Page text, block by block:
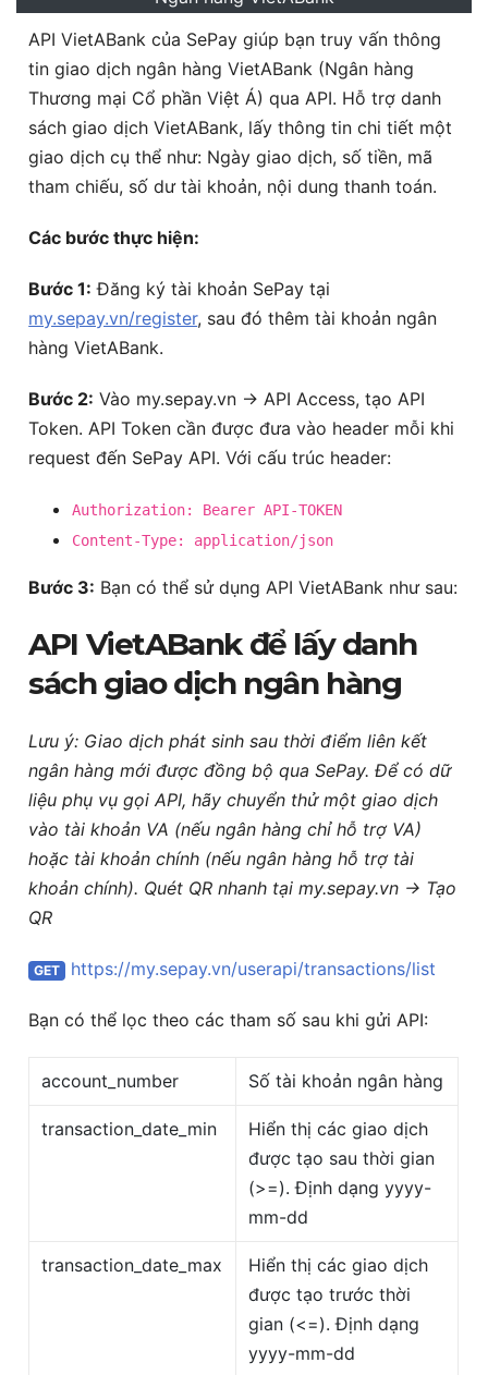
API VietABank của SePay giúp bạn truy vấn thông
tin giao dịch ngân hàng VietABank (Ngân hàng
Thương mại Cổ phần Việt Á) qua API. Hỗ trợ danh
sách giao dịch VietABank, lấy thông tin chi tiết một
giao dịch cụ thể như: Ngày giao dịch, số tiền, mã
tham chiếu, số dư tài khoản, nội dung thanh toán.
Các bước thực hiện:
Bước 1: Đăng ký tài khoản SePay tại
my.sepay.vn/register, sau đó thêm tài khoản ngân
hàng VietABank.
Bước 2: Vào my.sepay.vn -> API Access, tạo API
Token. API Token cần được đưa vào header mỗi khi
request đến SePay API. Với cấu trúc header:
Authorization: Bearer API-TOKEN
Content-Type: application/json
Bước 3: Bạn có thể sử dụng API VietABank như sau:
API VietABank để lấy danh
sách giao dịch ngân hàng
Lưu ý: Giao dịch phát sinh sau thời điểm liên kết
ngân hàng mới được đồng bộ qua SePay. Để có dữ
liệu phụ vụ gọi API, hãy chuyển thử một giao dịch
vào tài khoản VA (nếu ngân hàng chỉ hỗ trợ VA)
hoặc tài khoản chính (nếu ngân hàng hỗ trợ tài
khoản chính). Quét QR nhanh tại my.sepay.vn -> Tạo
QR
GET https://my.sepay.vn/userapi/transactions/list
Bạn có thể lọc theo các tham số sau khi gửi API:
account_number Số tài khoản ngân hàng
transaction_date_min
Hiển thị các giao dịch
được tạo sau thời gian
(>=). Định dạng yyyy-
mm-dd
transaction_date_max
Hiển thị các giao dịch
được tạo trước thời
gian (<=). Định dạng
yyyy-mm-dd